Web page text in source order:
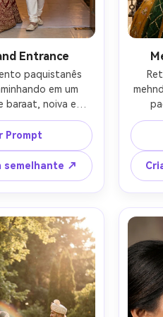
Entrance
paquistanês
em um
baraat, noiva em
profundo com
ouro pesado e
em sherwani de
vermelho, palco
convidados
quentes de
de
em Sony A7IV,
de corpo inteiro,
de campo rasa,
real, gradação
AR 4:5
Prompt
semelhante ↗
noiva
com
de
dhol